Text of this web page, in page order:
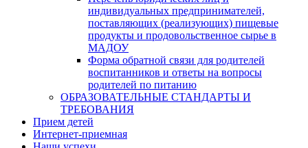
индивидуальных предпринимателей,
поставляющих (реализующих) пищевые
продукты и продовольственное сырье в
МАДОУ
Форма обратной связи для родителей
воспитанников и ответы на вопросы
родителей по питанию
ОБРАЗОВАТЕЛЬНЫЕ СТАНДАРТЫ И
ТРЕБОВАНИЯ
Прием детей
Интернет-приемная